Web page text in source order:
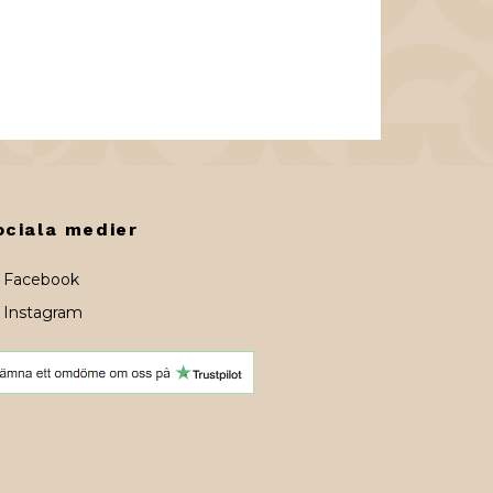
medier
Facebook
Instagram